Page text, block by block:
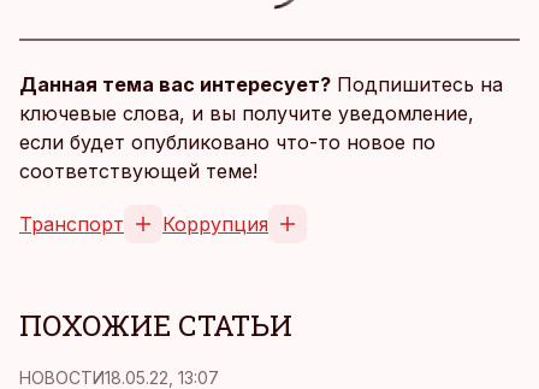
Данная тема вас интересует? Подпишитесь на
ключевые слова, и вы получите уведомление,
если будет опубликовано что-то новое по
соответствующей теме!
Транспорт Коррупция
ПОХОЖИЕ СТАТЬИ
НОВОСТИ18.05.22, 13:07